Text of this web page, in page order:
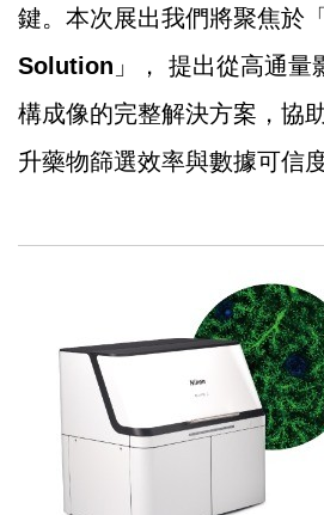
鍵。本次展出我們將聚焦於「
Solution 」， 提出從高通
構成像的完整解決方案，協
升藥物篩選效率與數據可信度